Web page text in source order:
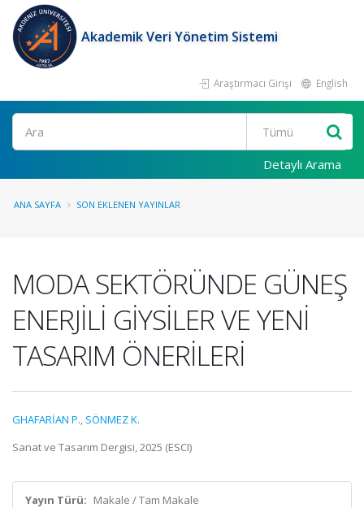
Akademik Veri Yönetim Sistemi
Araştırmacı Girişi English
Ara
Detaylı Arama
ANA SAYFA SON EKLENEN YAYINLAR
MODA SEKTÖRÜNDE GÜNEŞ
ENERJİLİ GİYSİLER VE YENİ
TASARIM ÖNERİLERİ
GHAFARİAN P., SÖNMEZ K.
Sanat ve Tasarım Dergisi, 2025 (ESCI)
Yayın Türü: Makale / Tam Makale